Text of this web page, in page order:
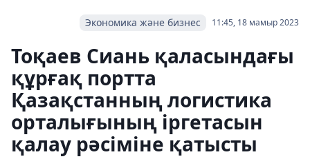
11:45, 18 мамыр 2023
Экономика және бизнес
Тоқаев Сиань қаласындағы
құрғақ портта
Қазақстанның логистика
орталығының іргетасын
қалау рәсіміне қатысты